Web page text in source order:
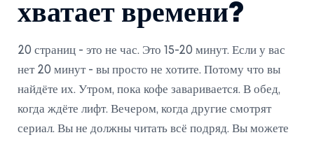
хватает времени?
20 страниц - это не час. Это 15-20 минут. Если у вас
нет 20 минут - вы просто не хотите. Потому что вы
найдёте их. Утром, пока кофе заваривается. В обед,
когда ждёте лифт. Вечером, когда другие смотрят
сериал. Вы не должны читать всё подряд. Вы можете